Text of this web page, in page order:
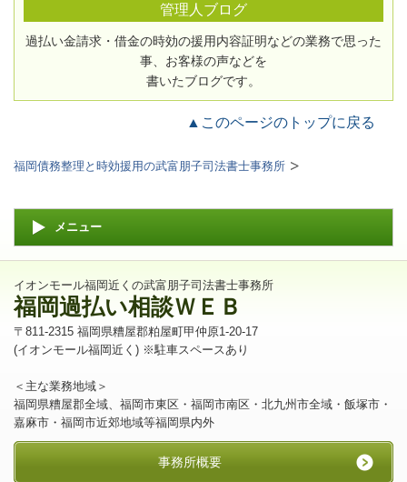
管理人ブログ
過払い金請求・借金の時効の援用内容証明などの業務で思った
事、お客様の声などを
書いたブログです。
▲このページのトップに戻る
福岡債務整理と時効援用の武富朋子司法書士事務所
メニュー
イオンモール福岡近くの武富朋子司法書士事務所
福岡過払い相談ＷＥＢ
〒811-2315 福岡県糟屋郡粕屋町甲仲原1-20-17
(イオンモール福岡近く) ※駐車スペースあり
＜主な業務地域＞
福岡県糟屋郡全域、福岡市東区・福岡市南区・北九州市全域・飯塚市・
嘉麻市・福岡市近郊地域等福岡県内外
事務所概要